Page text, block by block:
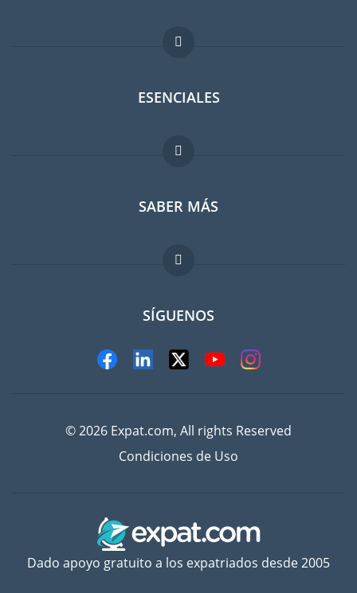
ESENCIALES
Foro para expatriados
Guia para expatriados
Trabajos en el extranjero
SABER MÁS
FAQ
SÍGUENOS
© 2026 Expat.com, All rights Reserved
Condiciones de Uso
Dado apoyo gratuito a los expatriados desde 2005